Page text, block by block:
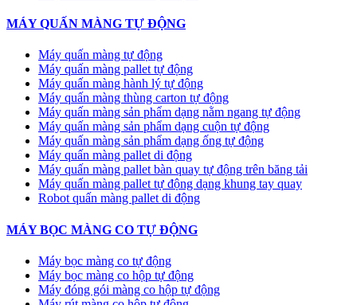
MÁY QUẤN MÀNG TỰ ĐỘNG
Máy quấn màng tự động
​Máy quấn màng pallet tự động
Máy quấn màng hành lý tự động
Máy quấn màng thùng carton tự động
Máy quấn màng sản phẩm dạng nằm ngang tự động
Máy quấn màng sản phẩm dạng cuộn tự động
Máy quấn màng sản phẩm dạng ống tự động
Máy quấn màng pallet di động
Máy quấn màng pallet bàn quay tự động trên băng tải
Máy quấn màng pallet tự động dạng khung tay quay
Robot quấn màng pallet di động
MÁY BỌC MÀNG CO TỰ ĐỘNG
Máy bọc màng co tự động
Máy bọc màng co hộp tự động
Máy đóng gói màng co hộp tự động